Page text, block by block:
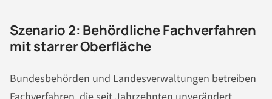
Szenario 2: Behördliche Fachverfahren
mit starrer Oberfläche
Bundesbehörden und Landesverwaltungen betreiben